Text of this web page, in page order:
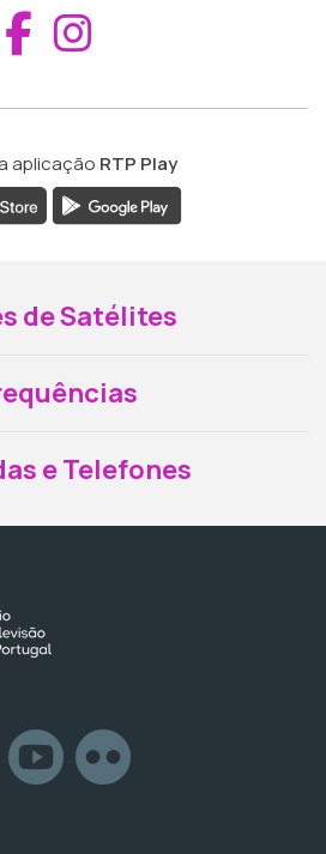
Aceder ao
aplicação RTP Play
de Satélites
e Telefones